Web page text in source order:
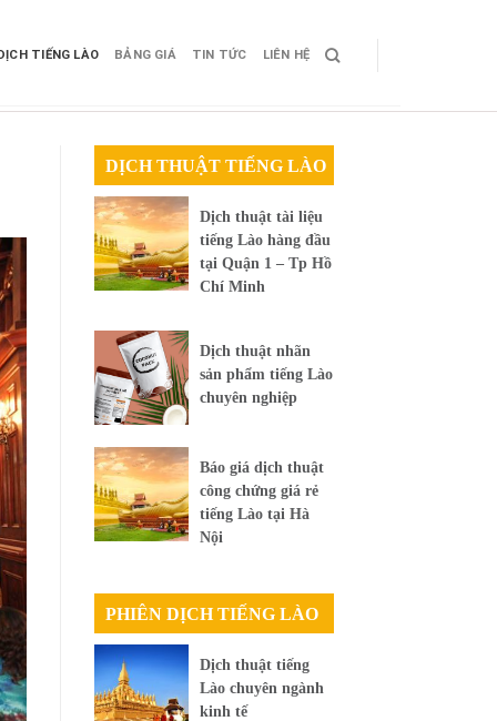
TIẾNG LÀO BẢNG GIÁ TIN TỨC LIÊN HỆ
DỊCH THUẬT TIẾNG LÀO
Dịch thuật tài liệu
tiếng Lào hàng đầu
tại Quận 1 – Tp Hồ
Chí Minh
Dịch thuật nhãn
sản phẩm tiếng Lào
chuyên nghiệp
Báo giá dịch thuật
công chứng giá rẻ
tiếng Lào tại Hà
Nội
PHIÊN DỊCH TIẾNG LÀO
Dịch thuật tiếng
Lào chuyên ngành
kinh tế